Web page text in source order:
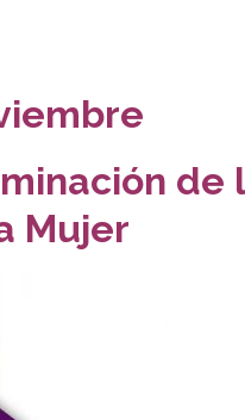
de
Mujer